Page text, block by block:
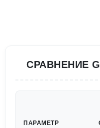
СРАВНЕНИЕ
ПАРАМЕТР